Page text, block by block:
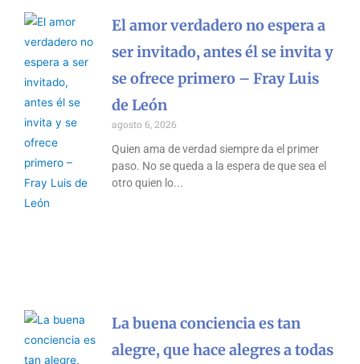
El amor verdadero no espera a
ser invitado, antes él se invita y
se ofrece primero – Fray Luis
de León
agosto 6, 2026
Quien ama de verdad siempre da el primer
paso. No se queda a la espera de que sea el
otro quien lo
La buena conciencia es tan
alegre, que hace alegres a todas